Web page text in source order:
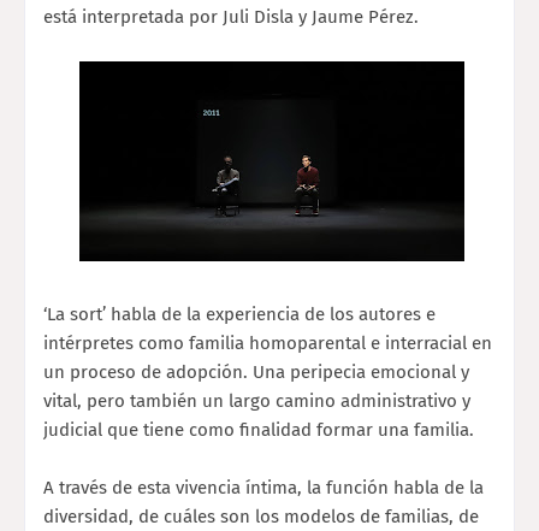
está interpretada por Juli Disla y Jaume Pérez.
‘La sort’ habla de la experiencia de los autores e
intérpretes como familia homoparental e interracial en
un proceso de adopción. Una peripecia emocional y
vital, pero también un largo camino administrativo y
judicial que tiene como finalidad formar una familia.
A través de esta vivencia íntima, la función habla de la
diversidad, de cuáles son los modelos de familias, de